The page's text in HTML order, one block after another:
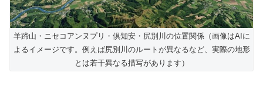
羊蹄山・ニセコアンヌプリ・倶知安・尻別川の位置関係（画像はAIに
よるイメージです。例えば尻別川のルートが異なるなど、実際の地形
とは若干異なる描写があります）